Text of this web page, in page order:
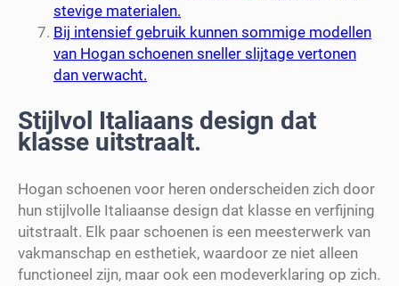
stevige materialen.
Bij intensief gebruik kunnen sommige modellen
van Hogan schoenen sneller slijtage vertonen
dan verwacht.
Stijlvol Italiaans design dat
klasse uitstraalt.
Hogan schoenen voor heren onderscheiden zich door
hun stijlvolle Italiaanse design dat klasse en verfijning
uitstraalt. Elk paar schoenen is een meesterwerk van
vakmanschap en esthetiek, waardoor ze niet alleen
functioneel zijn, maar ook een modeverklaring op zich.